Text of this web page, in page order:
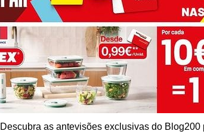
Descubra as antevisões exclusivas do Blog200